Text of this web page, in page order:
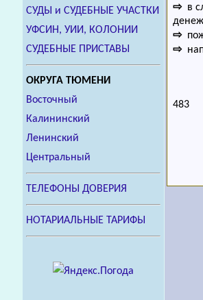
СУДЫ и СУДЕБНЫЕ УЧАСТКИ
УФСИН, УИИ, КОЛОНИИ
СУДЕБНЫЕ ПРИСТАВЫ
ОКРУГА ТЮМЕНИ
Восточный
Калининский
Ленинский
Центральный
ТЕЛЕФОНЫ ДОВЕРИЯ
НОТАРИАЛЬНЫЕ ТАРИФЫ
⇨в
⇨
⇨
483